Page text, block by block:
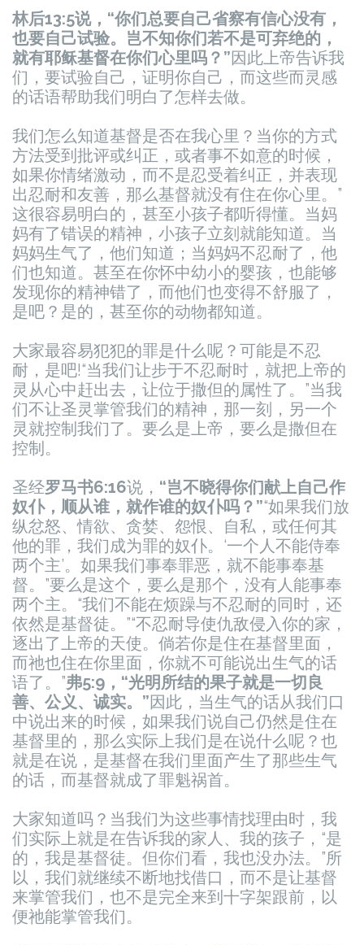
林后13:5说，“你们总要自己省察有信心没有，
也要自己试验。岂不知你们若不是可弃绝的，
就有耶稣基督在你们心里吗？”因此上帝告诉我
们，要试验自己，证明你自己，而这些而灵感
的话语帮助我们明白了怎样去做。
我们怎么知道基督是否在我心里？当你的方式
方法受到批评或纠正，或者事不如意的时候，
如果你情绪激动，而不是忍受着纠正，并表现
出忍耐和友善，那么基督就没有住在你心里。”
这很容易明白的，甚至小孩子都听得懂。当妈
妈有了错误的精神，小孩子立刻就能知道。当
妈妈生气了，他们知道；当妈妈不忍耐了，他
们也知道。甚至在你怀中幼小的婴孩，也能够
发现你的精神错了，而他们也变得不舒服了，
是吧？是的，甚至你的动物都知道。
大家最容易犯犯的罪是什么呢？可能是不忍
耐，是吧!“当我们让步于不忍耐时，就把上帝的
灵从心中赶出去，让位于撒但的属性了。”当我
们不让圣灵掌管我们的精神，那一刻，另一个
灵就控制我们了。要么是上帝，要么是撒但在
控制。
圣经罗马书6:16说， “岂不晓得你们献上自己作
奴仆，顺从谁，就作谁的奴仆吗？”“如果我们放
纵忿怒、情欲、贪婪、怨恨、自私，或任何其
他的罪，我们成为罪的奴仆。‘一个人不能侍奉
两个主’。如果我们事奉罪恶，就不能事奉基
督。”要么是这个，要么是那个，没有人能事奉
两个主。 “我们不能在烦躁与不忍耐的同时，还
依然是基督徒。”“不忍耐导使仇敌侵入你的家，
逐出了上帝的天使。倘若你是住在基督里面，
而祂也住在你里面，你就不可能说出生气的话
语了。”弗5:9，“光明所结的果子就是一切良
善、公义、诚实。”因此，当生气的话从我们口
中说出来的时候，如果我们说自己仍然是住在
基督里的，那么实际上我们是在说什么呢？也
就是在说，是基督在我们里面产生了那些生气
的话，而基督就成了罪魁祸首。
大家知道吗？当我们为这些事情找理由时，我
们实际上就是在告诉我的家人、我的孩子，“是
的，我是基督徒。但你们看，我也没办法。”所
以，我们就继续不断地找借口，而不是让基督
来掌管我们，也不是完全来到十字架跟前，以
便祂能掌管我们。